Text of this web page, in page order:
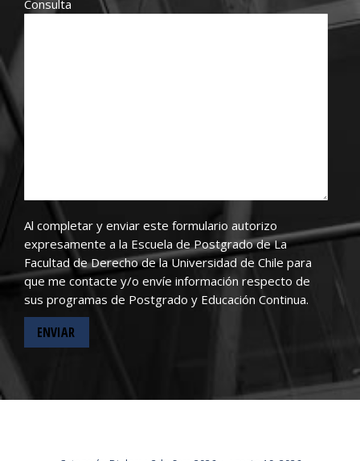
Consulta
Al completar y enviar este formulario autorizo
expresamente a la Escuela de Postgrado de La
Facultad de Derecho de la Universidad de Chile para
que me contacte y/o envíe información respecto de
sus programas de Postgrado y Educación Continua.